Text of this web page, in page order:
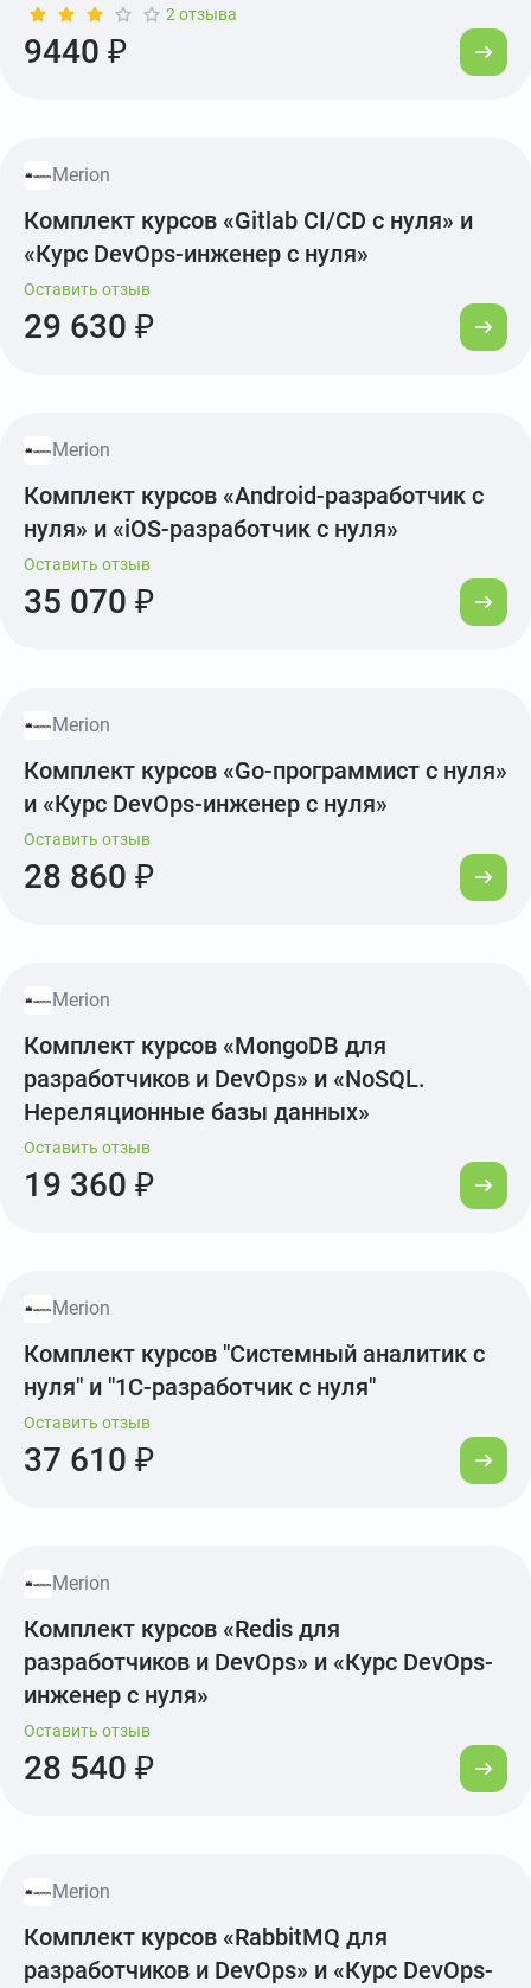
2 отзыва
9440 ₽
Merion
Комплект курсов «Gitlab CI/CD с нуля» и
«Курс DevOps-инженер с нуля»
Оставить отзыв
29 630 ₽
Merion
Комплект курсов «Android-разработчик с
нуля» и «iOS-разработчик с нуля»
Оставить отзыв
35 070 ₽
Merion
Комплект курсов «Go-программист с нуля»
и «Курс DevOps-инженер с нуля»
Оставить отзыв
28 860 ₽
Merion
Комплект курсов «MongoDB для
разработчиков и DevOps» и «NoSQL.
Нереляционные базы данных»
Оставить отзыв
19 360 ₽
Merion
Комплект курсов "Системный аналитик с
нуля" и "1С-разработчик с нуля"
Оставить отзыв
37 610 ₽
Merion
Комплект курсов «Redis для
разработчиков и DevOps» и «Курс DevOps-
инженер с нуля»
Оставить отзыв
28 540 ₽
Merion
Комплект курсов «RabbitMQ для
разработчиков и DevOps» и «Курс DevOps-